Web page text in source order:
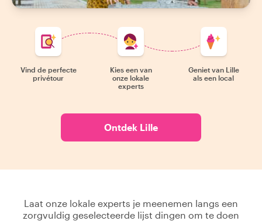
Vind de perfecte
privétour
Kies een van
onze lokale
experts
Geniet van Lille
als een local
Ontdek Lille
Laat onze lokale experts je meenemen langs een
zorgvuldig geselecteerde lijst dingen om te doen